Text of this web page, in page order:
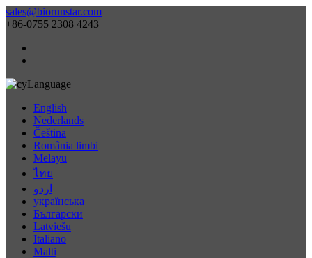
sales@biorunstar.com
+86-0755 2308 4243
Language
English
Nederlands
Čeština
România limbi
Melayu
ไทย
اردو
українська
Български
Latviešu
Italiano
Malti